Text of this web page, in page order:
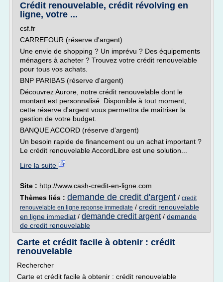
Crédit renouvelable, crédit révolving en
ligne, votre ...
csf.fr
CARREFOUR (réserve d'argent)
Une envie de shopping ? Un imprévu ? Des équipements
ménagers à acheter ? Trouvez votre crédit renouvelable
pour tous vos achats.
BNP PARIBAS (réserve d'argent)
Découvrez Aurore, notre crédit renouvelable dont le
montant est personnalisé. Disponible à tout moment,
cette réserve d'argent vous permettra de maitriser la
gestion de votre budget.
BANQUE ACCORD (réserve d'argent)
Un besoin rapide de financement ou un achat important ?
Le crédit renouvelable AccordLibre est une solution...
Lire la suite
Site : http://www.cash-credit-en-ligne.com
Thèmes liés : demande de credit d'argent / credit
renouvelable en ligne reponse immediate / credit renouvelable
en ligne immediat / demande credit argent/ demande
de credit renouvelable
Carte et crédit facile à obtenir : crédit
renouvelable
Rechercher
Carte et crédit facile à obtenir : crédit renouvelable